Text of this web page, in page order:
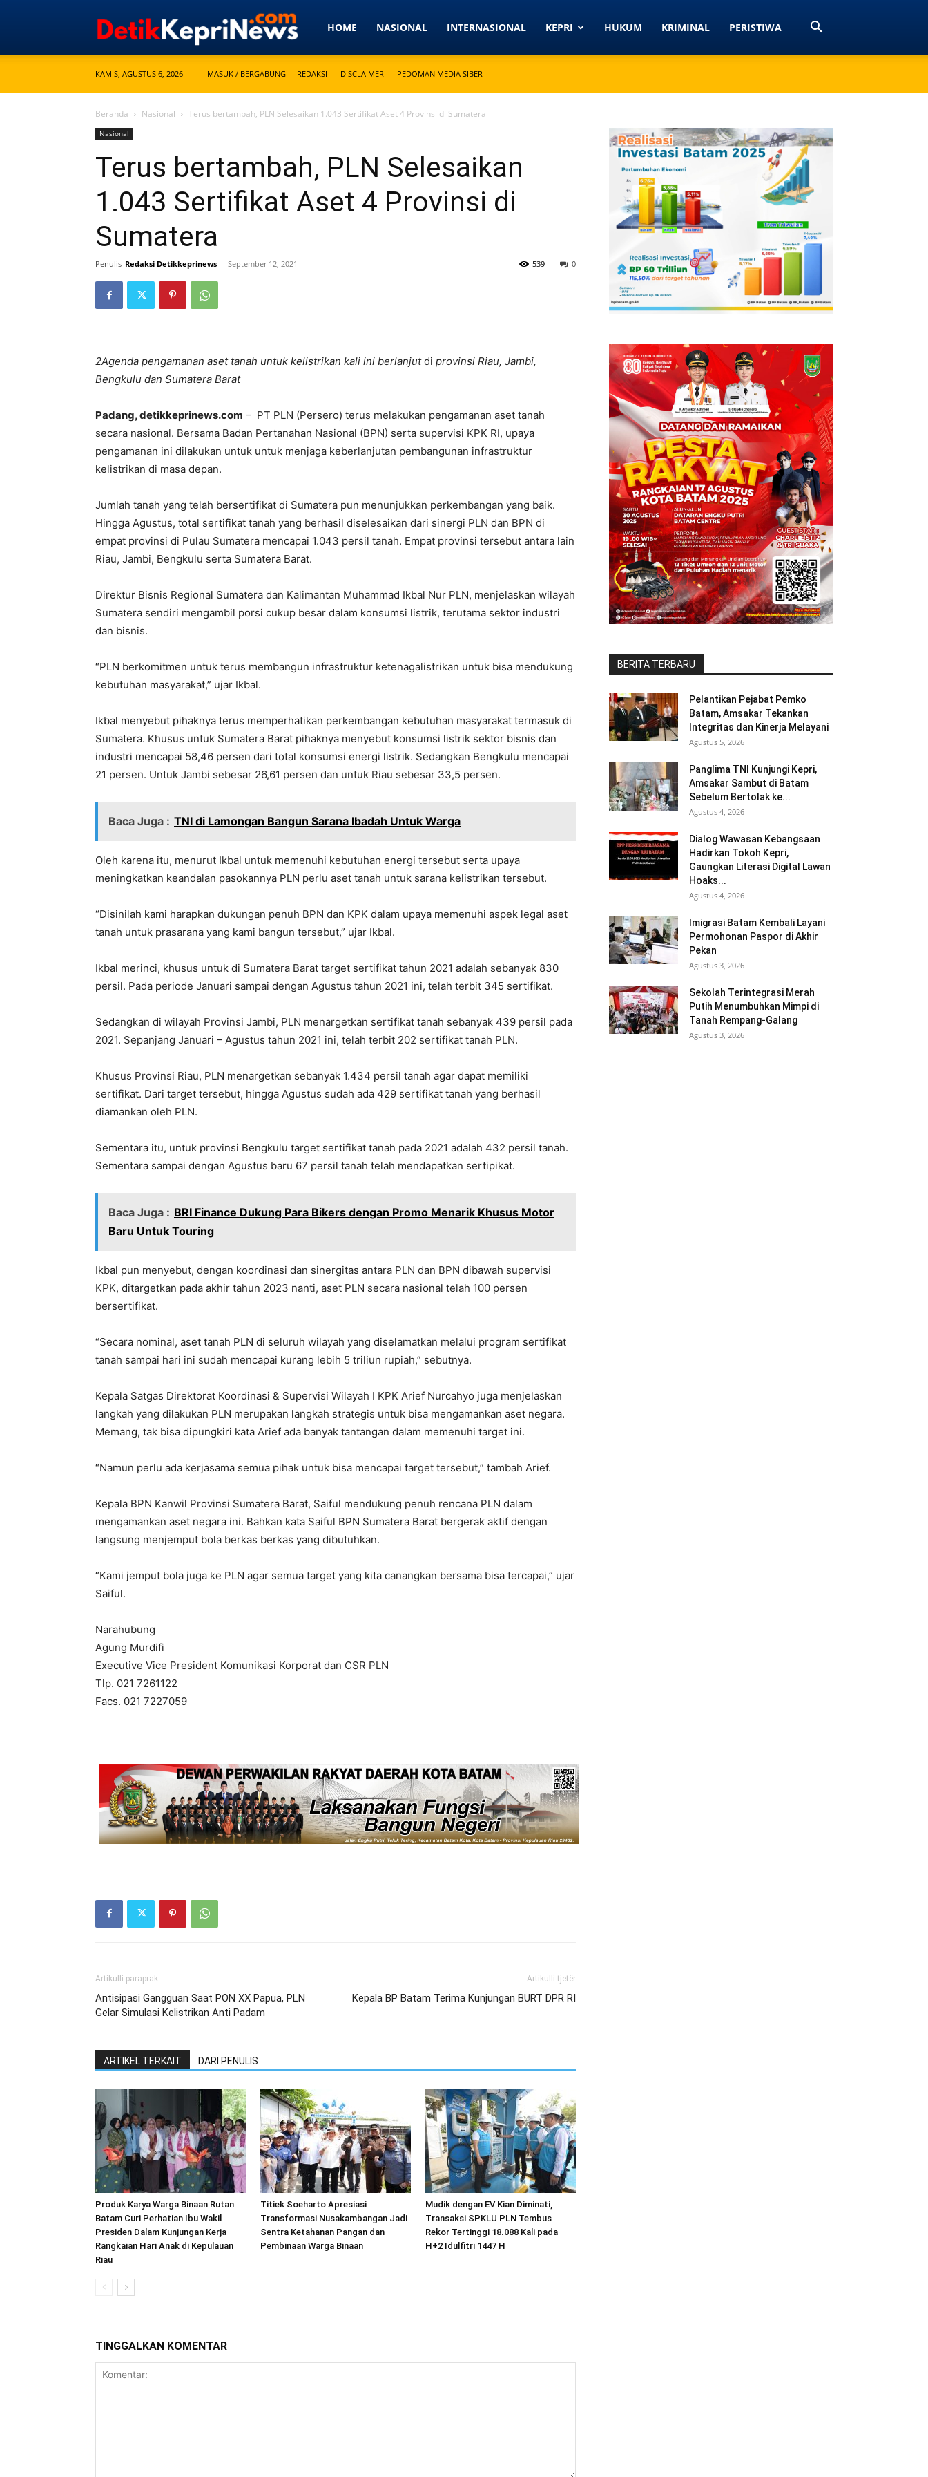
Detikkeprinews.com
HOME NASIONAL INTERNASIONAL KEPRI HUKUM KRIMINAL PERISTIWA
KAMIS, AGUSTUS 6, 2026 MASUK / BERGABUNG REDAKSI DISCLAIMER PEDOMAN MEDIA SIBER
Beranda Nasional Terus bertambah, PLN Selesaikan 1.043 Sertifikat Aset 4 Provinsi di Sumatera
Nasional
Terus bertambah, PLN Selesaikan
1.043 Sertifikat Aset 4 Provinsi di
Sumatera
Penulis Redaksi Detikkeprinews - September 12, 2021 0
539
2Agenda pengamanan aset tanah untuk kelistrikan kali ini berlanjutdi provinsi Riau, Jambi,
Bengkulu dan Sumatera Barat
Padang, detikkeprinews.com – PT PLN (Persero) terus melakukan pengamanan aset tanah
secara nasional. Bersama Badan Pertanahan Nasional (BPN) serta supervisi KPK RI, upaya
pengamanan ini dilakukan untuk untuk menjaga keberlanjutan pembangunan infrastruktur
kelistrikan di masa depan.
Jumlah tanah yang telah bersertifikat di Sumatera pun menunjukkan perkembangan yang baik.
Hingga Agustus, total sertifikat tanah yang berhasil diselesaikan dari sinergi PLN dan BPN di
empat provinsi di Pulau Sumatera mencapai 1.043 persil tanah. Empat provinsi tersebut antara lain
Riau, Jambi, Bengkulu serta Sumatera Barat.
Direktur Bisnis Regional Sumatera dan Kalimantan Muhammad Ikbal Nur PLN, menjelaskan wilayah
Sumatera sendiri mengambil porsi cukup besar dalam konsumsi listrik, terutama sektor industri
dan bisnis.
“PLN berkomitmen untuk terus membangun infrastruktur ketenagalistrikan untuk bisa mendukung
kebutuhan masyarakat,” ujar Ikbal.
Ikbal menyebut pihaknya terus memperhatikan perkembangan kebutuhan masyarakat termasuk di
Sumatera. Khusus untuk Sumatera Barat pihaknya menyebut konsumsi listrik sektor bisnis dan
industri mencapai 58,46 persen dari total konsumsi energi listrik. Sedangkan Bengkulu mencapai
21 persen. Untuk Jambi sebesar 26,61 persen dan untuk Riau sebesar 33,5 persen.
Baca Juga : TNI di Lamongan Bangun Sarana Ibadah Untuk Warga
Oleh karena itu, menurut Ikbal untuk memenuhi kebutuhan energi tersebut serta upaya
meningkatkan keandalan pasokannya PLN perlu aset tanah untuk sarana kelistrikan tersebut.
“Disinilah kami harapkan dukungan penuh BPN dan KPK dalam upaya memenuhi aspek legal aset
tanah untuk prasarana yang kami bangun tersebut,” ujar Ikbal.
Ikbal merinci, khusus untuk di Sumatera Barat target sertifikat tahun 2021 adalah sebanyak 830
persil. Pada periode Januari sampai dengan Agustus tahun 2021 ini, telah terbit 345 sertifikat.
Sedangkan di wilayah Provinsi Jambi, PLN menargetkan sertifikat tanah sebanyak 439 persil pada
2021. Sepanjang Januari – Agustus tahun 2021 ini, telah terbit 202 sertifikat tanah PLN.
Khusus Provinsi Riau, PLN menargetkan sebanyak 1.434 persil tanah agar dapat memiliki
sertifikat. Dari target tersebut, hingga Agustus sudah ada 429 sertifikat tanah yang berhasil
diamankan oleh PLN.
Sementara itu, untuk provinsi Bengkulu target sertifikat tanah pada 2021 adalah 432 persil tanah.
Sementara sampai dengan Agustus baru 67 persil tanah telah mendapatkan sertipikat.
Baca Juga : BRI Finance Dukung Para Bikers dengan Promo Menarik Khusus Motor
Baru Untuk Touring
Ikbal pun menyebut, dengan koordinasi dan sinergitas antara PLN dan BPN dibawah supervisi
KPK, ditargetkan pada akhir tahun 2023 nanti, aset PLN secara nasional telah 100 persen
bersertifikat.
“Secara nominal, aset tanah PLN di seluruh wilayah yang diselamatkan melalui program sertifikat
tanah sampai hari ini sudah mencapai kurang lebih 5 triliun rupiah,” sebutnya.
Kepala Satgas Direktorat Koordinasi & Supervisi Wilayah I KPK Arief Nurcahyo juga menjelaskan
langkah yang dilakukan PLN merupakan langkah strategis untuk bisa mengamankan aset negara.
Memang, tak bisa dipungkiri kata Arief ada banyak tantangan dalam memenuhi target ini.
“Namun perlu ada kerjasama semua pihak untuk bisa mencapai target tersebut,” tambah Arief.
Kepala BPN Kanwil Provinsi Sumatera Barat, Saiful mendukung penuh rencana PLN dalam
mengamankan aset negara ini. Bahkan kata Saiful BPN Sumatera Barat bergerak aktif dengan
langsung menjemput bola berkas berkas yang dibutuhkan.
“Kami jemput bola juga ke PLN agar semua target yang kita canangkan bersama bisa tercapai,” ujar
Saiful.
Narahubung
Agung Murdifi
Executive Vice President Komunikasi Korporat dan CSR PLN
Tlp. 021 7261122
Facs. 021 7227059
Artikulli paraprak
Antisipasi Gangguan Saat PON XX Papua, PLN
Gelar Simulasi Kelistrikan Anti Padam
Artikulli tjetër
Kepala BP Batam Terima Kunjungan BURT DPR RI
ARTIKEL TERKAIT DARI PENULIS
Produk Karya Warga Binaan Rutan
Batam Curi Perhatian Ibu Wakil
Presiden Dalam Kunjungan Kerja
Rangkaian Hari Anak di Kepulauan
Riau
Titiek Soeharto Apresiasi
Transformasi Nusakambangan Jadi
Sentra Ketahanan Pangan dan
Pembinaan Warga Binaan
Mudik dengan EV Kian Diminati,
Transaksi SPKLU PLN Tembus
Rekor Tertinggi 18.088 Kali pada
H+2 Idulfitri 1447 H
TINGGALKAN KOMENTAR
BERITA TERBARU
Pelantikan Pejabat Pemko
Batam, Amsakar Tekankan
Integritas dan Kinerja Melayani
Agustus 5, 2026
Panglima TNI Kunjungi Kepri,
Amsakar Sambut di Batam
Sebelum Bertolak ke...
Agustus 4, 2026
Dialog Wawasan Kebangsaan
Hadirkan Tokoh Kepri,
Gaungkan Literasi Digital Lawan
Hoaks...
Agustus 4, 2026
Imigrasi Batam Kembali Layani
Permohonan Paspor di Akhir
Pekan
Agustus 3, 2026
Sekolah Terintegrasi Merah
Putih Menumbuhkan Mimpi di
Tanah Rempang-Galang
Agustus 3, 2026